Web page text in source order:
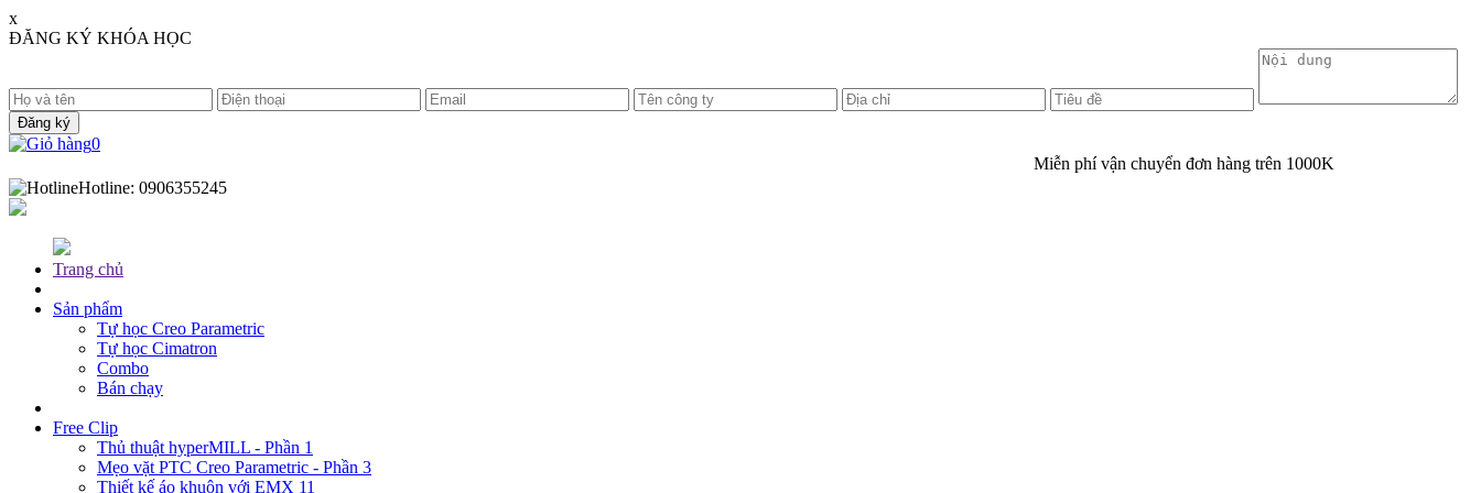
x
ĐĂNG KÝ KHÓA HỌC
0
Miễn phí vận chuyển đơn hàng trên1000K
Hotline: 0906355245
Trang chủ
Sản phẩm
Tự học Creo Parametric
Tự học Cimatron
Combo
Bán chạy
Free Clip
Thủ thuật hyperMILL - Phần 1
Mẹo vặt PTC Creo Parametric - Phần 3
Thiết kế áo khuôn với EMX 11